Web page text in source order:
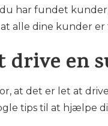
har fundet
alle dine kunder
en
at det er let at
tips til at hjælpe